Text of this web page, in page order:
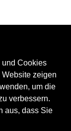
Cookies
zeigen
um die
verbessern.
aus, dass Sie